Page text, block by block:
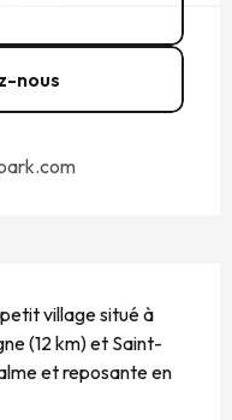
nous
village situé à
(12 km) et Saint-
et reposante en